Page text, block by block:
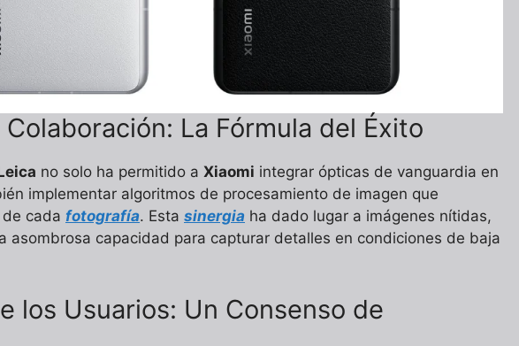
La Fórmula del Éxito
no solo ha permitido a Xiaomi integrar ópticas de vanguardia en
implementar algoritmos de procesamiento de imagen que
cada fotografía. Esta sinergia ha dado lugar a imágenes nítidas,
asombrosa capacidad para capturar detalles en condiciones de baja
los Usuarios: Un Consenso de